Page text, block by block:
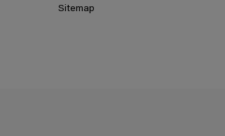
Sitemap